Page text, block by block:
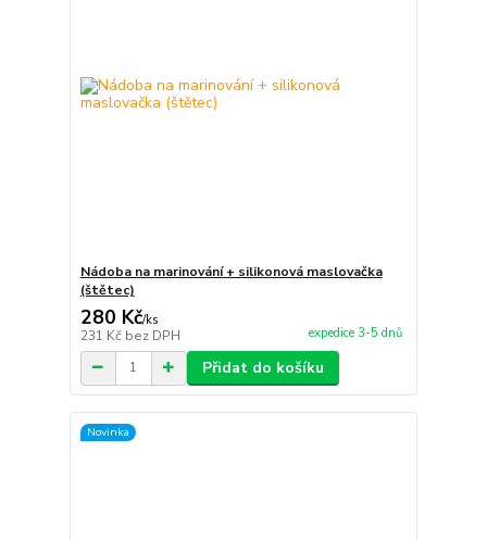
Nádoba na marinování + silikonová maslovačka
(štětec)
280 Kč/ks
231 Kč bez DPH expedice 3-5 dnů
Přidat do košíku
Novinka